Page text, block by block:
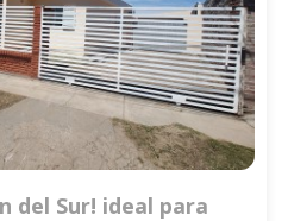
del Sur! ideal para